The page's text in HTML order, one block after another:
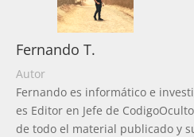
Fernando T.
Autor
Fernando es informático e
es Editor en Jefe de
de todo el material publicado y